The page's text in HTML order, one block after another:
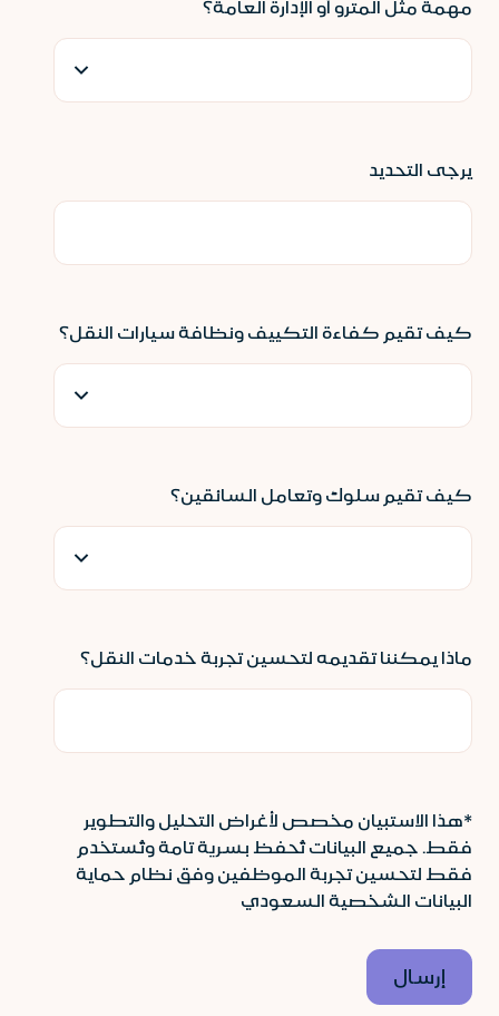
مهمة مثل المترو أو الإدارة العامة؟
يرجى التحديد
كيف تقيم كفاءة التكييف ونظافة سيارات النقل؟
كيف تقيم سلوك وتعامل السائقين؟
ماذا يمكننا تقديمه لتحسين تجربة خدمات النقل؟
*هذا الاستبيان مخصص لأغراض التحليل والتطوير
فقط. جميع البيانات تُحفظ بسرية تامة وتُستخدم
فقط لتحسين تجربة الموظفين وفق نظام حماية
البيانات الشخصية السعودي